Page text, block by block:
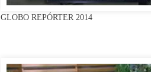
GLOBO REPÓRTER 2014